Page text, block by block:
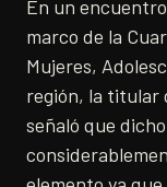
En un
marco de la
Mujeres,
región, la titular
señaló que